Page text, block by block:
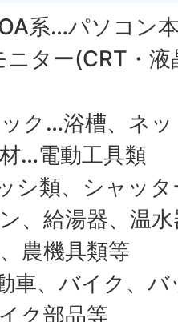
系…パソコン
ニター(CRT・
ク…浴槽、ネ
…電動工具類
シ類、シャッタ
、給湯器、温
農機具類等
車、バイク、
ク部品等